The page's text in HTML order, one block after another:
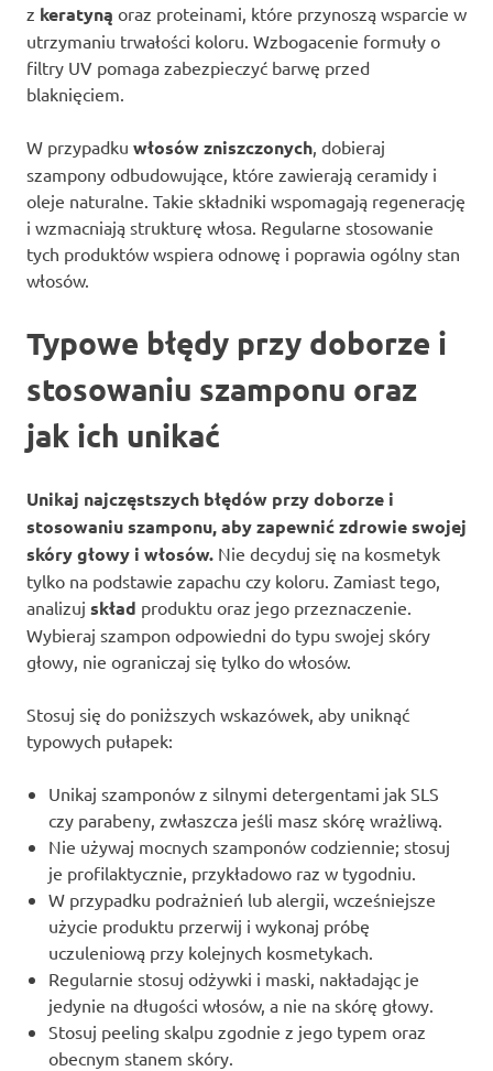
z keratyną oraz proteinami, które przynoszą wsparcie w
utrzymaniu trwałości koloru. Wzbogacenie formuły o
filtry UV pomaga zabezpieczyć barwę przed
blaknięciem.
W przypadku włosów zniszczonych, dobieraj
szampony odbudowujące, które zawierają ceramidy i
oleje naturalne. Takie składniki wspomagają regenerację
i wzmacniają strukturę włosa. Regularne stosowanie
tych produktów wspiera odnowę i poprawia ogólny stan
włosów.
Typowe błędy przy doborze i
stosowaniu szamponu oraz
jak ich unikać
Unikaj najczęstszych błędów przy doborze i
stosowaniu szamponu, aby zapewnić zdrowie swojej
skóry głowy i włosów. Nie decyduj się na kosmetyk
tylko na podstawie zapachu czy koloru. Zamiast tego,
analizuj skład produktu oraz jego przeznaczenie.
Wybieraj szampon odpowiedni do typu swojej skóry
głowy, nie ograniczaj się tylko do włosów.
Stosuj się do poniższych wskazówek, aby uniknąć
typowych pułapek:
Unikaj szamponów z silnymi detergentami jak SLS
czy parabeny, zwłaszcza jeśli masz skórę wrażliwą.
Nie używaj mocnych szamponów codziennie; stosuj
je profilaktycznie, przykładowo raz w tygodniu.
W przypadku podrażnień lub alergii, wcześniejsze
użycie produktu przerwij i wykonaj próbę
uczuleniową przy kolejnych kosmetykach.
Regularnie stosuj odżywki i maski, nakładając je
jedynie na długości włosów, a nie na skórę głowy.
Stosuj peeling skalpu zgodnie z jego typem oraz
obecnym stanem skóry.